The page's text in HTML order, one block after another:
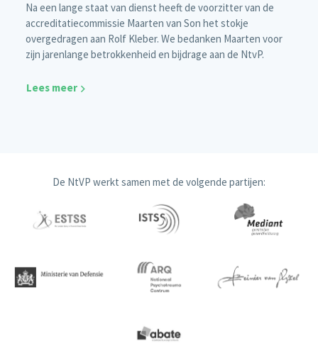
Na een lange staat van dienst heeft de voorzitter van de
accreditatiecommissie Maarten van Son het stokje
overgedragen aan Rolf Kleber. We bedanken Maarten voor
zijn jarenlange betrokkenheid en bijdrage aan de NtvP.
Lees meer
De NtVP werkt samen met de volgende partijen: